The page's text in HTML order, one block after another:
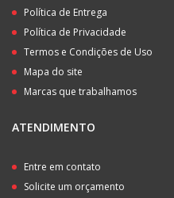
Política de Entrega
Política de Privacidade
Termos e Condições de Uso
Mapa do site
Marcas que trabalhamos
ATENDIMENTO
Entre em contato
Solicite um orçamento